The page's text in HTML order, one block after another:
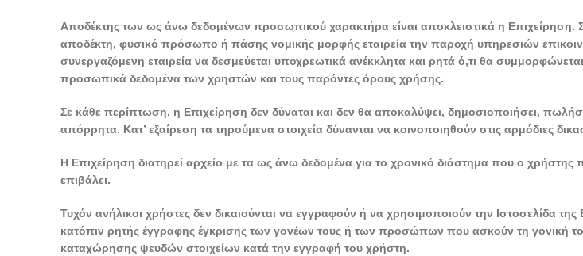
Αποδέκτης των ως άνω δεδομένων προσωπικού χαρακτήρα είναι αποκλειστικά η Επιχείρηση.
αποδέκτη, φυσικό πρόσωπο ή πάσης νομικής μορφής εταιρεία την παροχή υπηρεσιών
συνεργαζόμενη εταιρεία να δεσμεύεται υποχρεωτικά ανέκκλητα και ρητά ό,τι θα
προσωπικά δεδομένα των χρηστών και τους παρόντες όρους χρήσης.
Σε κάθε περίπτωση, η Επιχείρηση δεν δύναται και δεν θα αποκαλύψει, δημοσιοποιήσει,
απόρρητα. Κατ’ εξαίρεση τα τηρούμενα στοιχεία δύνανται να κοινοποιηθούν στις αρμόδιες
Η Επιχείρηση διατηρεί αρχείο με τα ως άνω δεδομένα για το χρονικό διάστημα που ο χρήστης
επιβάλει.
Τυχόν ανήλικοι χρήστες δεν δικαιούνται να εγγραφούν ή να χρησιμοποιούν την Ιστοσελίδα
κατόπιν ρητής έγγραφης έγκρισης των γονέων τους ή των προσώπων που ασκούν τη γονική
καταχώρησης ψευδών στοιχείων κατά την εγγραφή του χρήστη.